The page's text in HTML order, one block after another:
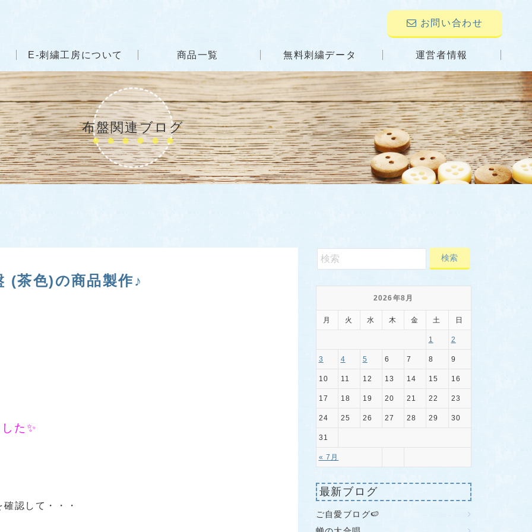
お問い合わせ
E-刺繍工房について 商品一覧 無料刺繍データ 運営者情報
布盤関連ブログ
(茶色)の商品製作♪
た✨
認して・・・
2026年8月
月 火 水 木 金 土 日
« 7月
1 2
3 4 5 6 7 8 9
10 11 12 13 14 15 16
17 18 19 20 21 22 23
24 25 26 27 28 29 30
31
最新ブログ
ご自愛ブログ🍉